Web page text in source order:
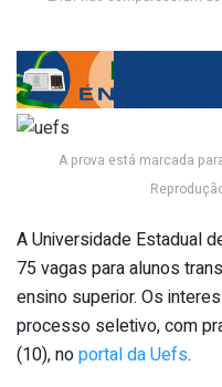
A prova está marcada
A Universidade Estadual
75 vagas para alunos
ensino superior. Os
processo seletivo, com
(10), noportal da Uefs.